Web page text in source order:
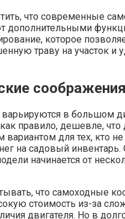
что современные
дополнительными
которое
траву на участок и
соображения
в большом
правило, дешевле, что
вариантом для тех, кто
на садовый
начинается от
что самоходные
стоимость из-за
двигателя. Но в